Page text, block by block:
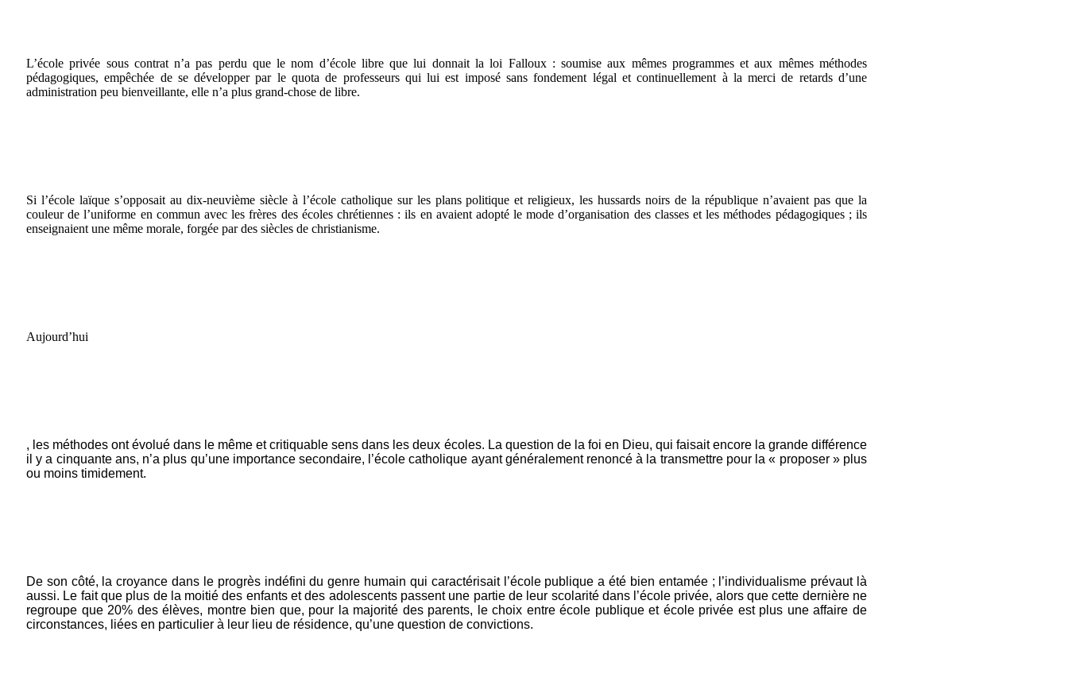
L’école privée sous contrat n’a pas perdu que le nom d’école libre que lui donnait la loi Falloux : soumise aux mêmes programmes et aux mêmes méthodes
pédagogiques, empêchée de se développer par le quota de professeurs qui lui est imposé sans fondement légal et continuellement à la merci de retards d’une
administration peu bienveillante, elle n’a plus grand-chose de libre.
Si l’école laïque s’opposait au dix-neuvième siècle à l’école catholique sur les plans politique et religieux, les hussards noirs de la république n’avaient pas que la
couleur de l’uniforme en commun avec les frères des écoles chrétiennes : ils en avaient adopté le mode d’organisation des classes et les méthodes pédagogiques ; ils
enseignaient une même morale, forgée par des siècles de christianisme.
Aujourd’hui
, les méthodes ont évolué dans le même et critiquable sens dans les deux écoles. La question de la foi en Dieu, qui faisait encore la grande différence
il y a cinquante ans, n’a plus qu’une importance secondaire, l’école catholique ayant généralement renoncé à la transmettre pour la « proposer » plus
ou moins timidement.
De son côté, la croyance dans le progrès indéfini du genre humain qui caractérisait l’école publique a été bien entamée ; l’individualisme prévaut là
aussi. Le fait que plus de la moitié des enfants et des adolescents passent une partie de leur scolarité dans l’école privée, alors que cette dernière ne
regroupe que 20% des élèves, montre bien que, pour la majorité des parents, le choix entre école publique et école privée est plus une affaire de
circonstances, liées en particulier à leur lieu de résidence, qu’une question de convictions.